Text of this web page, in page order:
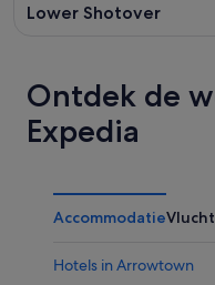
Lower Shotover
Ontdek de
Expedia
Accommodatie
Hotels in Arrowtown